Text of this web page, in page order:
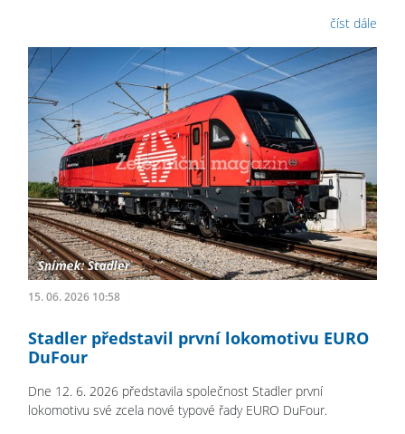
číst dále
15. 06. 2026 10:58
Stadler představil první lokomotivu EURO
DuFour
Dne 12. 6. 2026 představila společnost Stadler první
lokomotivu své zcela nové typové řady EURO DuFour.